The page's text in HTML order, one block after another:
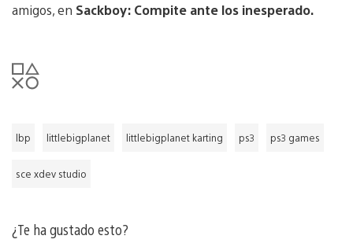
amigos, en Sackboy: Compite ante los inesperado.
lbp littlebigplanet littlebigplanet karting ps3 ps3 games
sce xdev studio
¿Te ha gustado esto?